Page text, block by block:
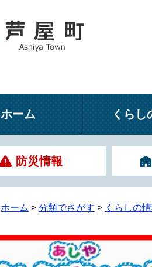
ホーム くらし
防災情報
ホーム > 分類でさがす > くらしの